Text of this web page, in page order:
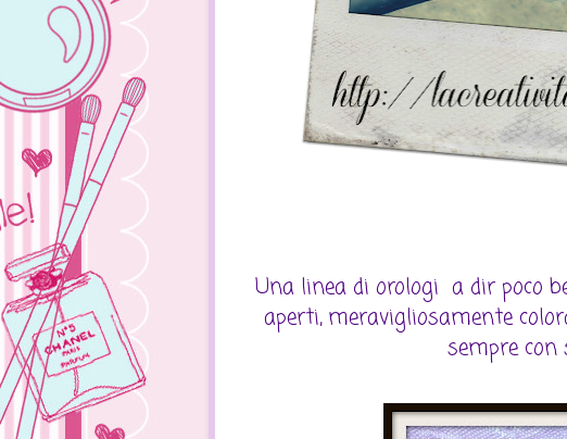
Una linea di orologi a dir poco
aperti, meravigliosamente
sempre con